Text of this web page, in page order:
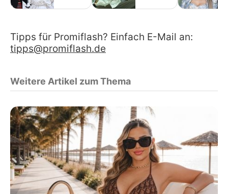
Tipps für Promiflash? Einfach E-Mail an:
tipps@promiflash.de
Weitere Artikel zum Thema